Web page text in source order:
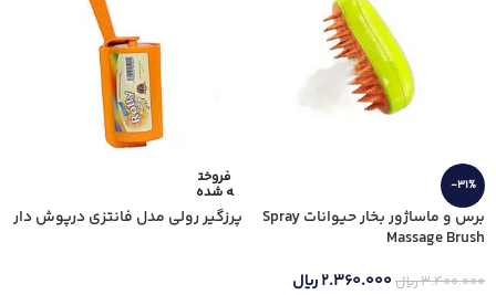
-31%
برس و ماساژور بخار حیوانات Spray
Massage Brush
۳.۴۰۰.۰۰۰ریال۲.۳۶۰.۰۰۰ریال
فروخت
ه شده
پرزگیر رولی مدل فانتزی درپوش دار